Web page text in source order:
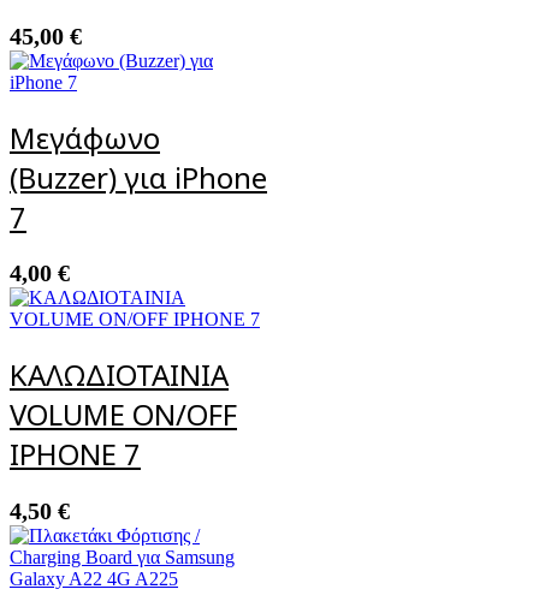
45,00 €
Μεγάφωνο
(Buzzer) για iPhone
7
4,00 €
ΚΑΛΩΔΙΟΤΑΙΝΙΑ
VOLUME ON/OFF
IPHONE 7
4,50 €